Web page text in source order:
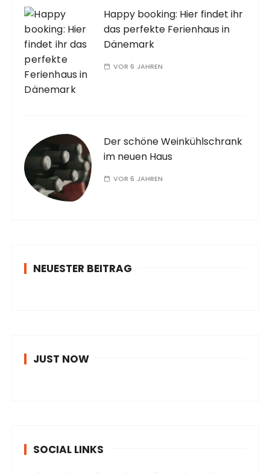
Happy booking: Hier findet ihr
das perfekte Ferienhaus in
Dänemark
VOR 6 JAHREN
Der schöne Weinkühlschrank
im neuen Haus
VOR 6 JAHREN
NEUESTER BEITRAG
JUST NOW
SOCIAL LINKS